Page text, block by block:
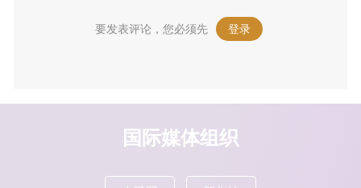
要发表评论，您必须先 登录 。
国际媒体组织